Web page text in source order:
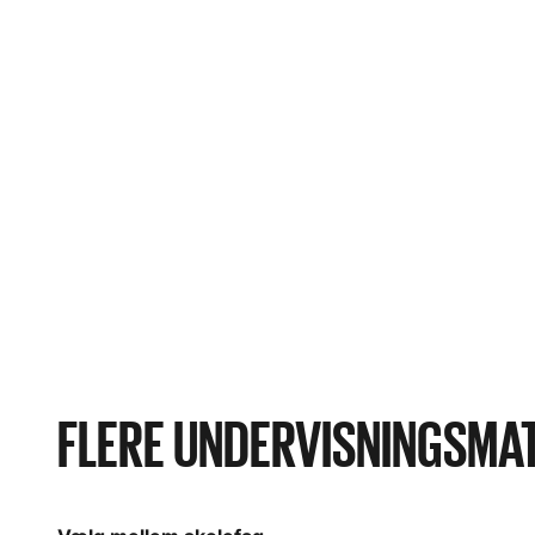
FLERE